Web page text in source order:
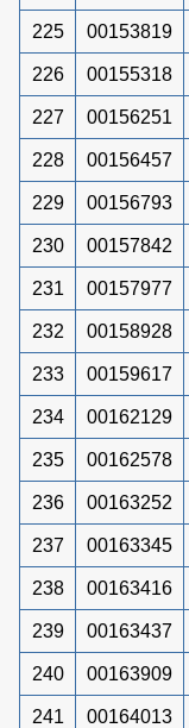
225 00153819
226 00155318
227 00156251
228 00156457
229 00156793
230 00157842
231 00157977
232 00158928
233 00159617
234 00162129
235 00162578
236 00163252
237 00163345
238 00163416
239 00163437
240 00163909
241 00164013